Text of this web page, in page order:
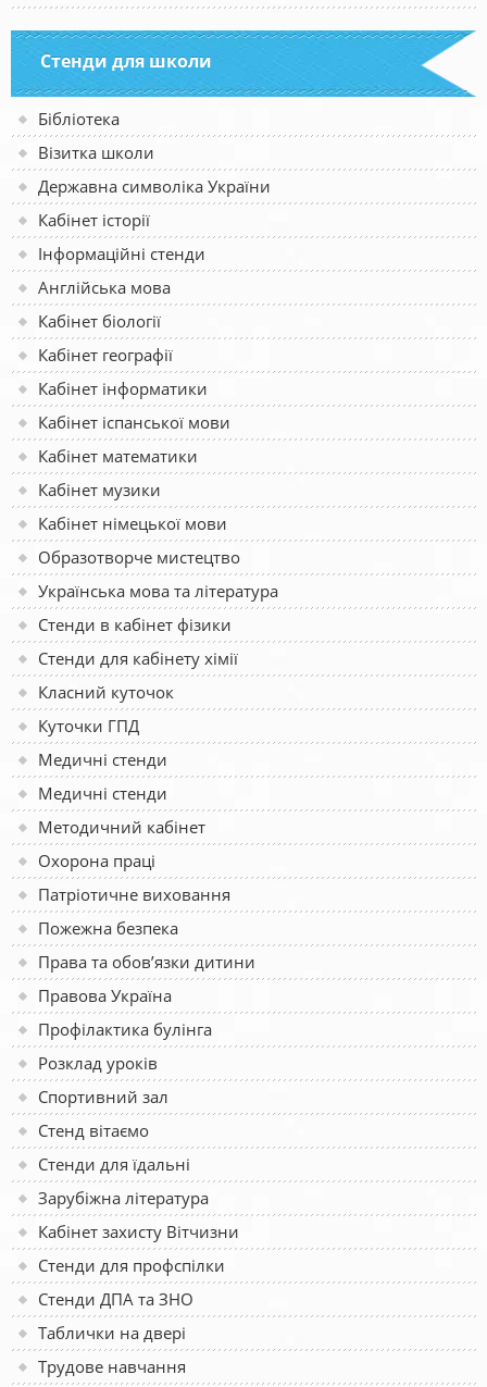
Стенди для школи
Бібліотека
Візитка школи
Державна символіка України
Кабінет історії
Інформаційні стенди
Англійська мова
Кабінет біології
Кабінет географії
Кабінет інформатики
Кабінет іспанської мови
Кабінет математики
Кабінет музики
Кабінет німецької мови
Образотворче мистецтво
Українська мова та література
Стенди в кабінет фізики
Стенди для кабінету хімії
Класний куточок
Куточки ГПД
Медичні стенди
Медичні стенди
Методичний кабінет
Охорона праці
Патріотичне виховання
Пожежна безпека
Права та обов’язки дитини
Правова Україна
Профілактика булінга
Розклад уроків
Спортивний зал
Стенд вітаємо
Стенди для їдальні
Зарубіжна література
Кабінет захисту Вітчизни
Стенди для профспілки
Стенди ДПА та ЗНО
Таблички на двері
Трудове навчання